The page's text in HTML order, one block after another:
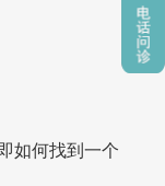
如何找到一个